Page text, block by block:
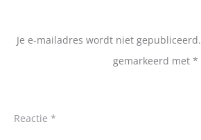
Je e-mailadres wordt niet gepubliceerd.
gemarkeerd met *
Reactie *